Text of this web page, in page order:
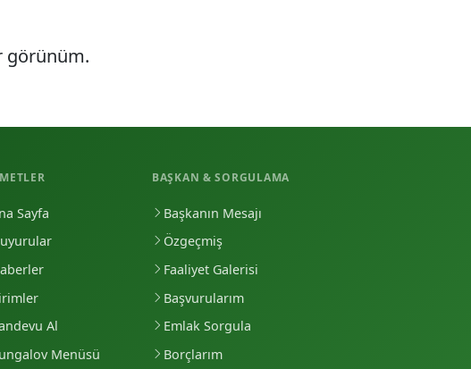
görünüm.
Sayfa
Al
Menüsü
BAŞKAN & SORGULAMA
Başkanın Mesajı
Özgeçmiş
Faaliyet Galerisi
Başvurularım
Emlak Sorgula
Borçlarım